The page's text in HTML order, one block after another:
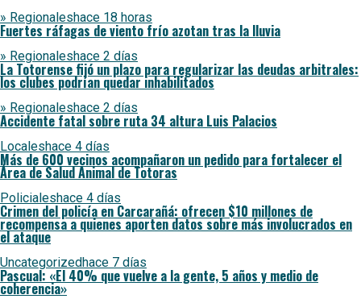
» Regionaleshace 18 horas
Fuertes ráfagas de viento frío azotan tras la lluvia
» Regionaleshace 2 días
La Totorense fijó un plazo para regularizar las deudas arbitrales:
los clubes podrían quedar inhabilitados
» Regionaleshace 2 días
Accidente fatal sobre ruta 34 altura Luis Palacios
Localeshace 4 días
Más de 600 vecinos acompañaron un pedido para fortalecer el
Área de Salud Animal de Totoras
Policialeshace 4 días
Crimen del policía en Carcarañá: ofrecen $10 millones de
recompensa a quienes aporten datos sobre más involucrados en
el ataque
Uncategorizedhace 7 días
Pascual: «El 40% que vuelve a la gente, 5 años y medio de
coherencia»